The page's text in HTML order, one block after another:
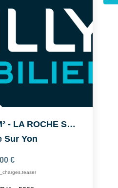
Cession De Bail 80 M² - LA ROCHE SUR YON
Sur Yon
€